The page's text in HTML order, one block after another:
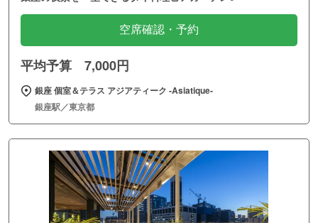
空席確認・予約
平均予算 7,000円
銀座 個室＆テラス アジアティーク ‐Asiatique‐
銀座駅／東京都